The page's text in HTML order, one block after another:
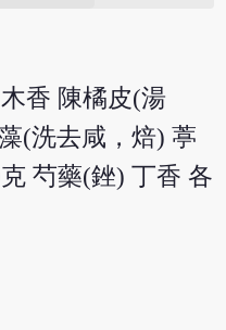
香 陳橘皮(湯
(洗去咸，焙) 葶
芍藥(銼) 丁香 各